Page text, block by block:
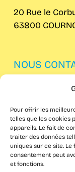
Pour offrir les
telles que les cookies
appareils. Le fait de
traiter des données
uniques sur ce site.
consentement peut
et fonctions.
20 Rue le
63800
NOUS